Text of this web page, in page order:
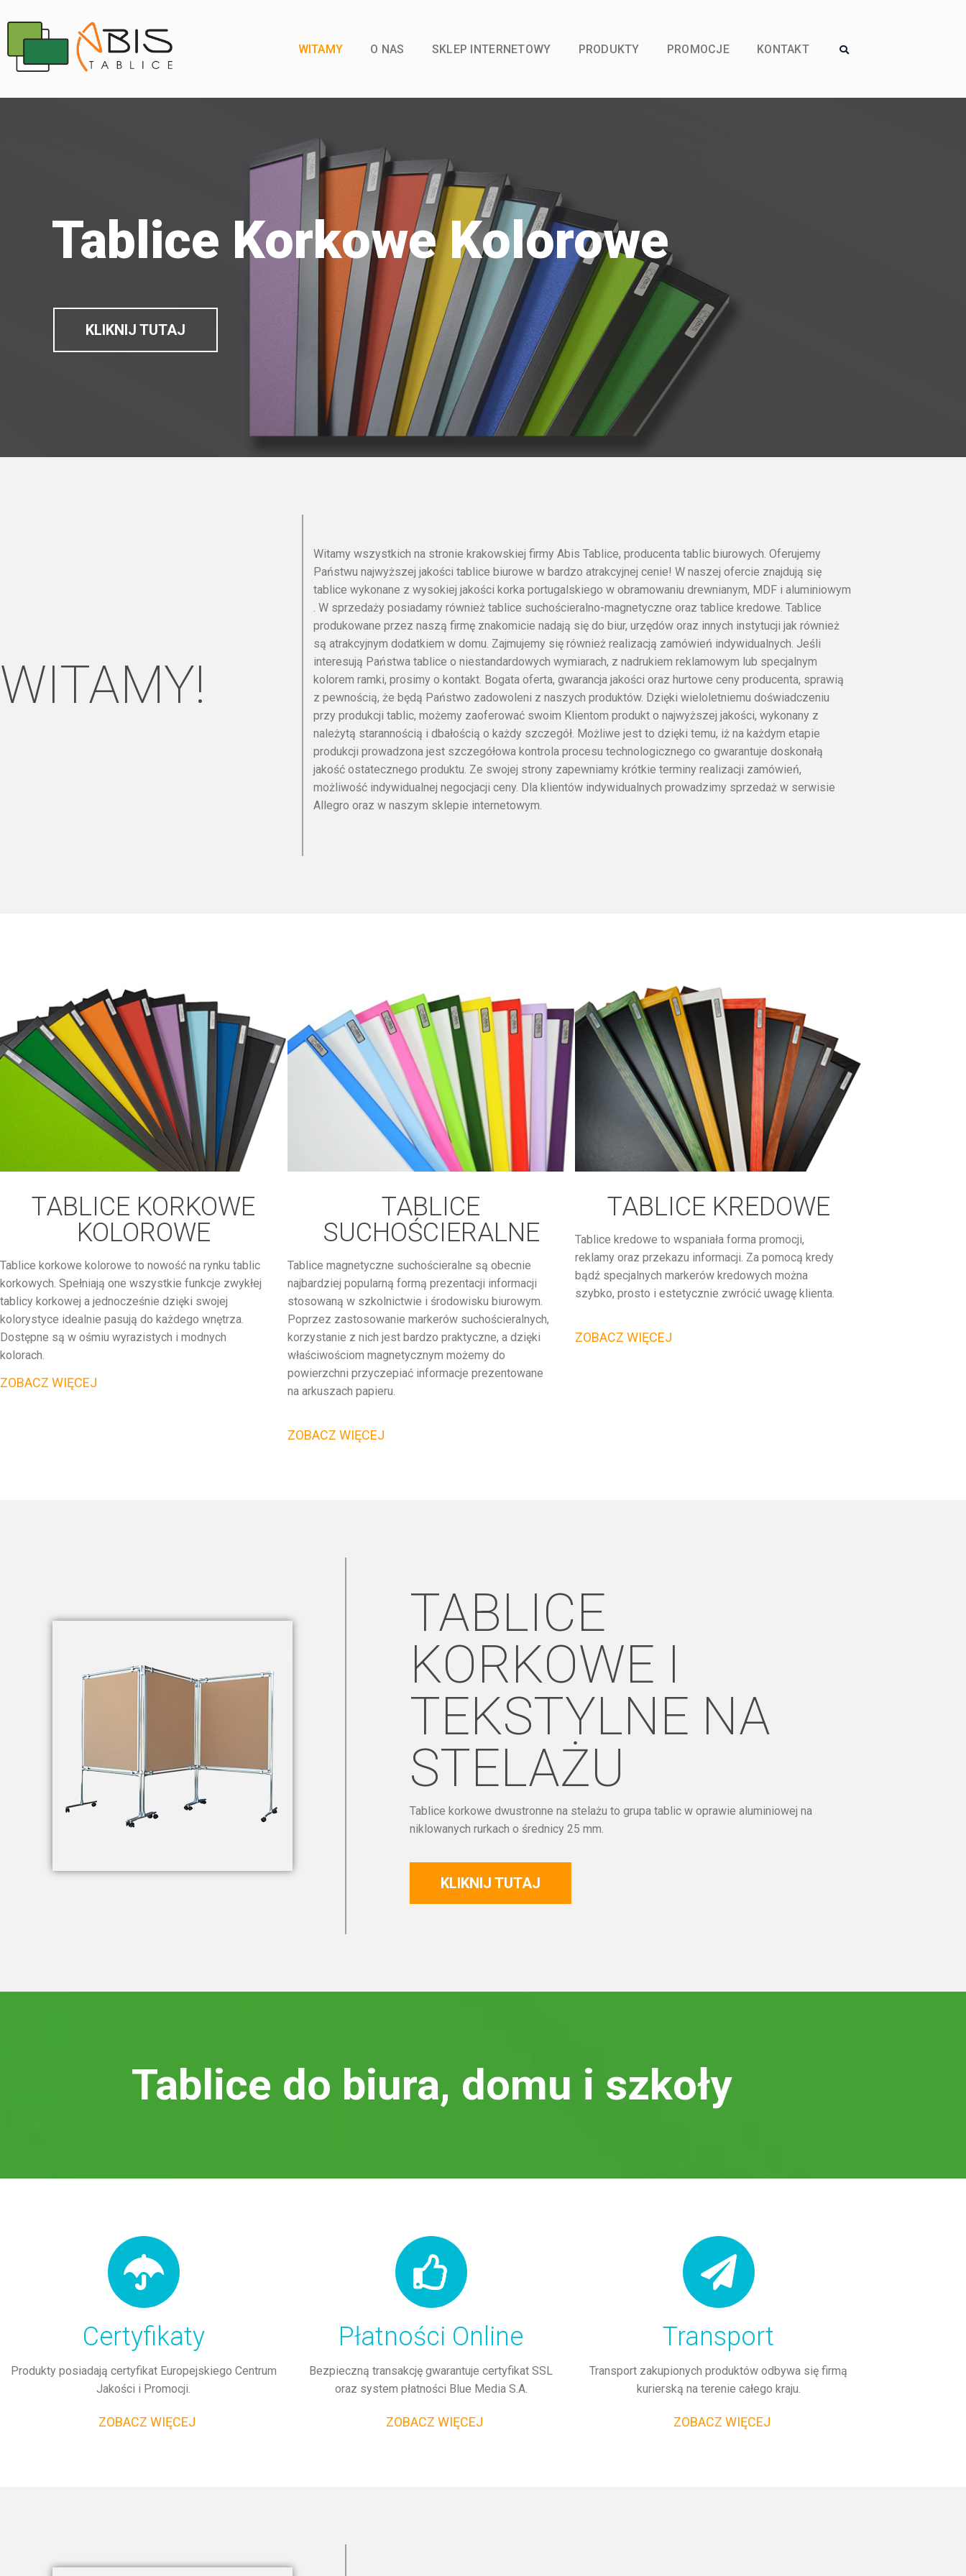
WITAMY O NAS SKLEP INTERNETOWY PRODUKTY PROMOCJE KONTAKT
Tablice Korkowe Kolorowe
KLIKNIJ TUTAJ
WITAMY!
Witamy wszystkich na stronie krakowskiej firmy Abis Tablice, producenta tablic biurowych. Oferujemy
Państwu najwyższej jakości tablice biurowe w bardzo atrakcyjnej cenie! W naszej ofercie znajdują się
tablice wykonane z wysokiej jakości korka portugalskiego w obramowaniu drewnianym, MDF i aluminiowym
. W sprzedaży posiadamy również tablice suchościeralno-magnetyczne oraz tablice kredowe. Tablice
produkowane przez naszą firmę znakomicie nadają się do biur, urzędów oraz innych instytucji jak również
są atrakcyjnym dodatkiem w domu. Zajmujemy się również realizacją zamówień indywidualnych. Jeśli
interesują Państwa tablice o niestandardowych wymiarach, z nadrukiem reklamowym lub specjalnym
kolorem ramki, prosimy o kontakt. Bogata oferta, gwarancja jakości oraz hurtowe ceny producenta, sprawią
z pewnością, że będą Państwo zadowoleni z naszych produktów. Dzięki wieloletniemu doświadczeniu
przy produkcji tablic, możemy zaoferować swoim Klientom produkt o najwyższej jakości, wykonany z
należytą starannością i dbałością o każdy szczegół. Możliwe jest to dzięki temu, iż na każdym etapie
produkcji prowadzona jest szczegółowa kontrola procesu technologicznego co gwarantuje doskonałą
jakość ostatecznego produktu. Ze swojej strony zapewniamy krótkie terminy realizacji zamówień,
możliwość indywidualnej negocjacji ceny. Dla klientów indywidualnych prowadzimy sprzedaż w serwisie
Allegro oraz w naszym sklepie internetowym.
TABLICE KORKOWE
KOLOROWE
Tablice korkowe kolorowe to nowość na rynku tablic
korkowych. Spełniają one wszystkie funkcje zwykłej
tablicy korkowej a jednocześnie dzięki swojej
kolorystyce idealnie pasują do każdego wnętrza.
Dostępne są w ośmiu wyrazistych i modnych
kolorach.
ZOBACZ WIĘCEJ
TABLICE
SUCHOŚCIERALNE
Tablice magnetyczne suchościeralne są obecnie
najbardziej popularną formą prezentacji informacji
stosowaną w szkolnictwie i środowisku biurowym.
Poprzez zastosowanie markerów suchościeralnych,
korzystanie z nich jest bardzo praktyczne, a dzięki
właściwościom magnetycznym możemy do
powierzchni przyczepiać informacje prezentowane
na arkuszach papieru.
ZOBACZ WIĘCEJ
TABLICE KREDOWE
Tablice kredowe to wspaniała forma promocji,
reklamy oraz przekazu informacji. Za pomocą kredy
bądź specjalnych markerów kredowych można
szybko, prosto i estetycznie zwrócić uwagę klienta.
ZOBACZ WIĘCEJ
TABLICE
KORKOWE I
TEKSTYLNE NA
STELAŻU
Tablice korkowe dwustronne na stelażu to grupa tablic w oprawie aluminiowej na
niklowanych rurkach o średnicy 25 mm.
KLIKNIJ TUTAJ
Tablice do biura, domu i szkoły
Certyfikaty
Produkty posiadają certyfikat Europejskiego Centrum
Jakości i Promocji.
ZOBACZ WIĘCEJ
Płatności Online
Bezpieczną transakcję gwarantuje certyfikat SSL
oraz system płatności Blue Media S.A.
ZOBACZ WIĘCEJ
Transport
Transport zakupionych produktów odbywa się firmą
kurierską na terenie całego kraju.
ZOBACZ WIĘCEJ